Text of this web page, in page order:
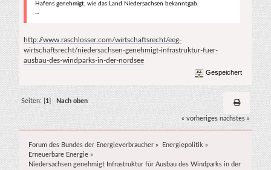
Hafens genehmigt, wie das Land Niedersachsen bekanntgab.
...
http://www.raschlosser.com/wirtschaftsrecht/eeg-
wirtschaftsrecht/niedersachsen-genehmigt-infrastruktur-fuer-
ausbau-des-windparks-in-der-nordsee
Gespeichert
Seiten: [ 1 Nach oben
« vorheriges nächstes »
Forum des Bundes der Energieverbraucher » Energiepolitik »
Erneuerbare Energie »
Niedersachsen genehmigt Infrastruktur für Ausbau des Windparks in der Nordsee